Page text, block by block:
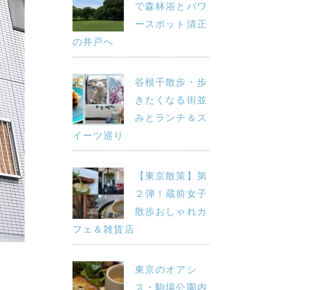
で森林浴とパワ
ースポット清正
の井戸へ
谷根千散歩・歩
きたくなる街並
みとランチ＆ス
イーツ巡り
【東京散策】第
２弾！蔵前女子
散歩おしゃれカ
フェ＆雑貨店
東京のオアシ